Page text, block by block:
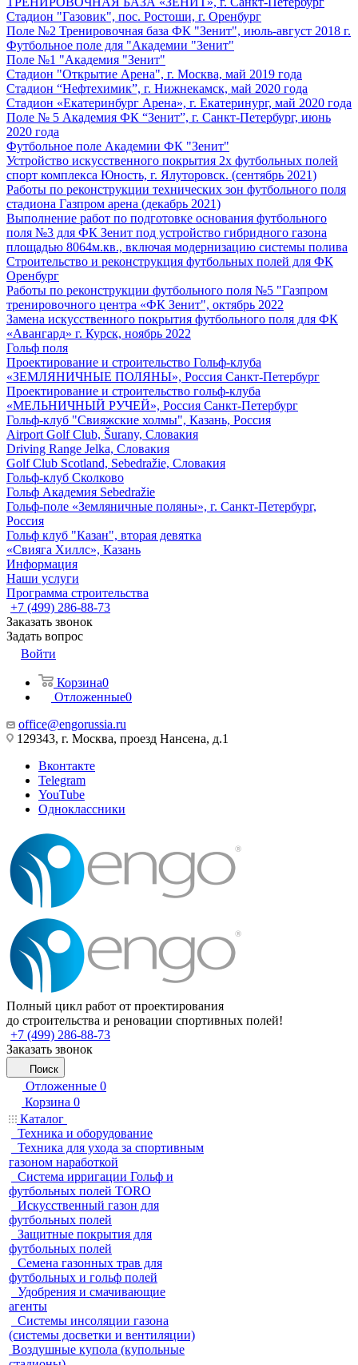
Стадион "Газовик", пос. Ростоши, г. Оренбург
Поле №2 Тренировочная база ФК "Зенит", июль-август 2018 г.
Футбольное поле для "Академии "Зенит"
Поле №1 "Академия "Зенит"
Стадион "Открытие Арена", г. Москва, май 2019 года
Стадион “Нефтехимик”, г. Нижнекамск, май 2020 года
Стадион «Екатеринбург Арена», г. Екатеринург, май 2020 года
Поле № 5 Академия ФК “Зенит”, г. Санкт-Петербург, июнь
2020 года
Футбольное поле Академии ФК "Зенит"
Устройство искусственного покрытия 2х футбольных полей
спорт комплекса Юность, г. Ялуторовск. (сентябрь 2021)
Работы по реконструкции технических зон футбольного поля
стадиона Газпром арена (декабрь 2021)
Выполнение работ по подготовке основания футбольного
поля №3 для ФК Зенит под устройство гибридного газона
площадью 8064м.кв., включая модернизацию системы полива
Строительство и реконструкция футбольных полей для ФК
Оренбург
Работы по реконструкции футбольного поля №5 "Газпром
тренировочного центра «ФК Зенит", октябрь 2022
Замена искусственного покрытия футбольного поля для ФК
«Авангард» г. Курск, ноябрь 2022
Гольф поля
Проектирование и строительство Гольф-клуба
«ЗЕМЛЯНИЧНЫЕ ПОЛЯНЫ», Россия Санкт-Петербург
Проектирование и строительство гольф-клуба
«МЕЛЬНИЧНЫЙ РУЧЕЙ», Россия Санкт-Петербург
Гольф-клуб "Свияжские холмы", Казань, Россия
Airport Golf Club, Šurany, Словакия
Driving Range Jelka, Словакия
Golf Club Scotland, Sebedražie, Словакия
Гольф-клуб Сколково
Гольф Академия Sebedražie
Гольф-поле «Земляничные поляны», г. Санкт-Петербург,
Россия
Гольф клуб "Казан", вторая девятка
«Свияга Хиллс», Казань
Информация
Наши услуги
Программа строительства
+7 (499) 286-88-73
Заказать звонок
Задать вопрос
Войти
Корзина0
Отложенные0
office@engorussia.ru
129343, г. Москва, проезд Нансена, д.1
Вконтакте
Telegram
YouTube
Одноклассники
Полный цикл работ от проектирования
до строительства и реновации спортивных полей!
+7 (499) 286-88-73
Заказать звонок
Поиск
Отложенные 0
Корзина 0
Каталог
Техника и оборудование
Техника для ухода за спортивным
газоном наработкой
Система ирригации Гольф и
футбольных полей TORO
Искусственный газон для
футбольных полей
Защитные покрытия для
футбольных полей
Семена газонных трав для
футбольных и гольф полей
Удобрения и смачивающие
агенты
Системы инсоляции газона
(системы досветки и вентиляции)
Воздушные купола (купольные